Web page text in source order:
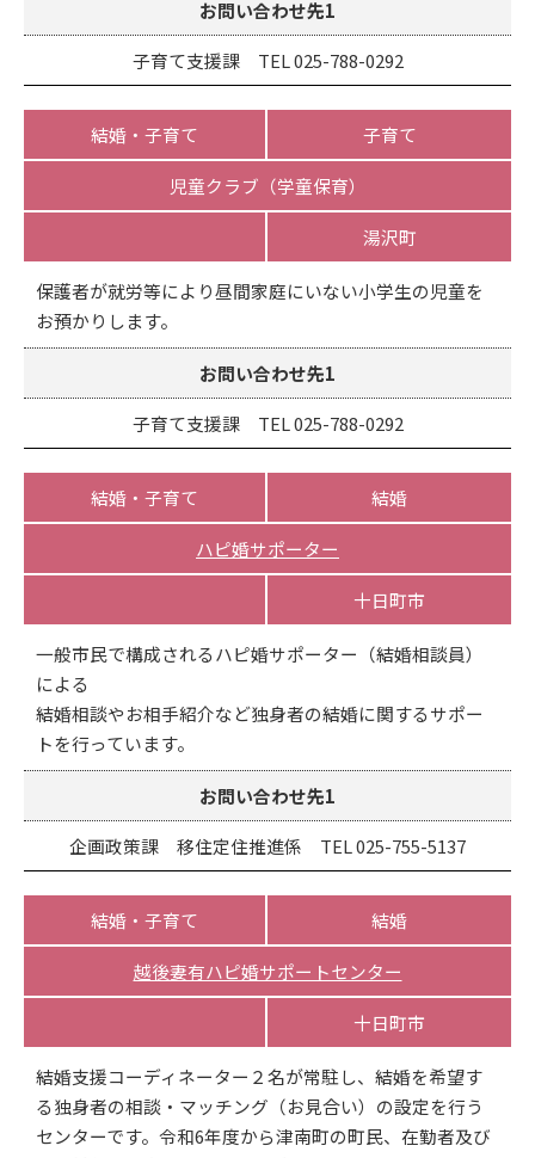
お問い合わせ先1
子育て支援課 TEL 025-788-0292
結婚・子育て 子育て
児童クラブ（学童保育）
湯沢町
保護者が就労等により昼間家庭にいない小学生の児童を
お預かりします。
お問い合わせ先1
子育て支援課 TEL 025-788-0292
結婚・子育て 結婚
ハピ婚サポーター
十日町市
一般市民で構成されるハピ婚サポーター（結婚相談員）
による
結婚相談やお相手紹介など独身者の結婚に関するサポー
トを行っています。
お問い合わせ先1
企画政策課 移住定住推進係 TEL 025-755-5137
結婚・子育て 結婚
越後妻有ハピ婚サポートセンター
十日町市
結婚支援コーディネーター２名が常駐し、結婚を希望す
る独身者の相談・マッチング（お見合い）の設定を行う
センターです。令和6年度から津南町の町民、在勤者及び